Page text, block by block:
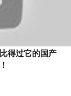
得过它的国产